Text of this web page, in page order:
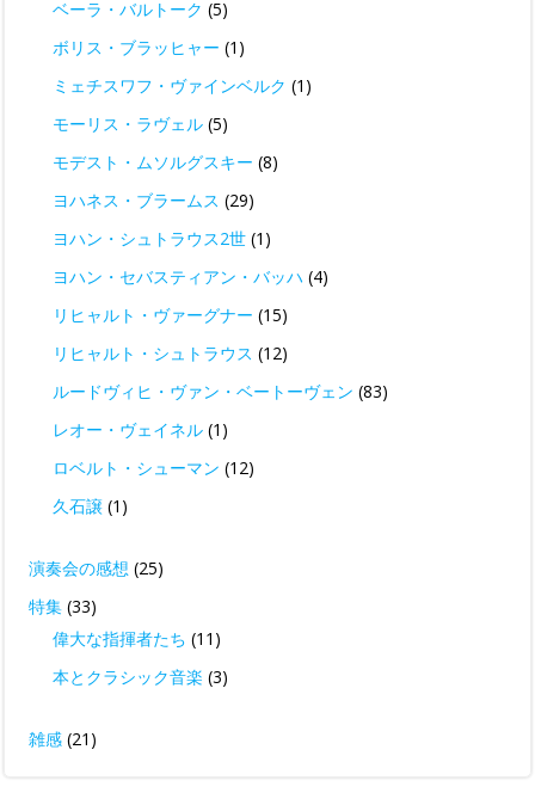
ベーラ・バルトーク (5)
ボリス・ブラッヒャー (1)
ミェチスワフ・ヴァインベルク (1)
モーリス・ラヴェル (5)
モデスト・ムソルグスキー (8)
ヨハネス・ブラームス (29)
ヨハン・シュトラウス2世 (1)
ヨハン・セバスティアン・バッハ (4)
リヒャルト・ヴァーグナー (15)
リヒャルト・シュトラウス (12)
ルードヴィヒ・ヴァン・ベートーヴェン (83)
レオー・ヴェイネル (1)
ロベルト・シューマン (12)
久石譲 (1)
演奏会の感想 (25)
特集 (33)
偉大な指揮者たち (11)
本とクラシック音楽 (3)
雑感 (21)